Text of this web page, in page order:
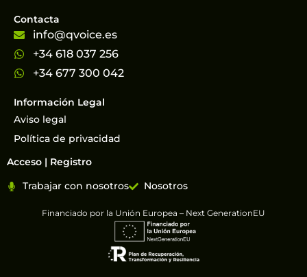
Información Legal
Aviso legal
Política de privacidad
Contacta
info@qvoice.es
+34 618 037 256
+34 677 300 042
Acceso | Registro
Trabajar con nosotros
Nosotros
Financiado por la Unión Europea – Next GenerationEU